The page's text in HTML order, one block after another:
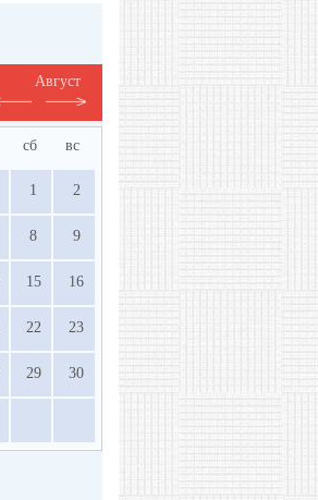
Август
сб вс
1 2
8 9
15 16
22 23
29 30